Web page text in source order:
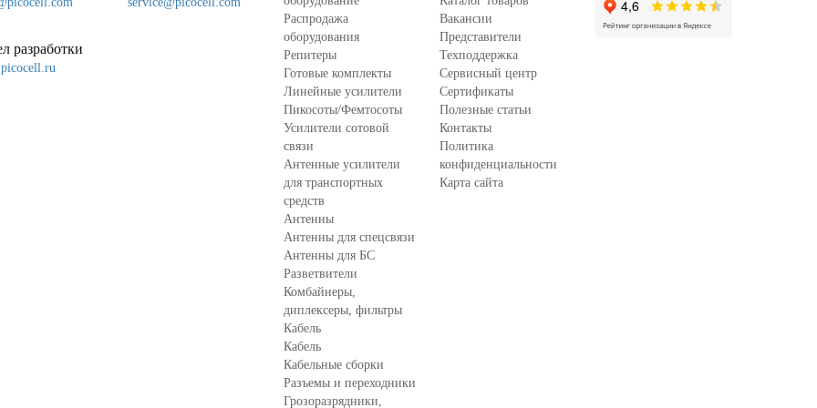
разработки
Распродажа
оборудования
Репитеры
Готовые комплекты
Линейные усилители
Пикосоты/Фемтосоты
Усилители сотовой
связи
Антенные усилители
для транспортных
средств
Антенны
Антенны для спецсвязи
Антенны для БС
Разветвители
Комбайнеры,
диплексеры, фильтры
Кабель
Кабель
Кабельные сборки
Разъемы и переходники
Грозоразрядники,
Вакансии
Представители
Техподдержка
Сервисный центр
Сертификаты
Полезные статьи
Контакты
Политика
конфиденциальности
Карта сайта